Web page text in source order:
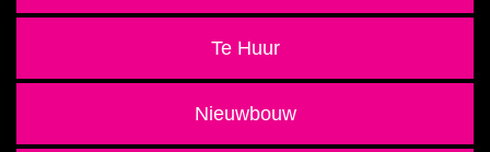
Te Huur
Nieuwbouw